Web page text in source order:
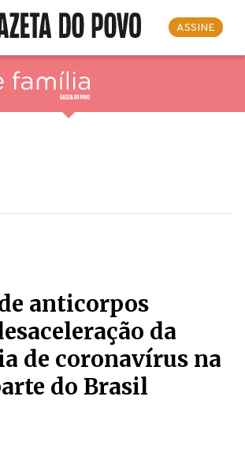
ASSINE
anticorpos
da
de coronavírus na
do Brasil